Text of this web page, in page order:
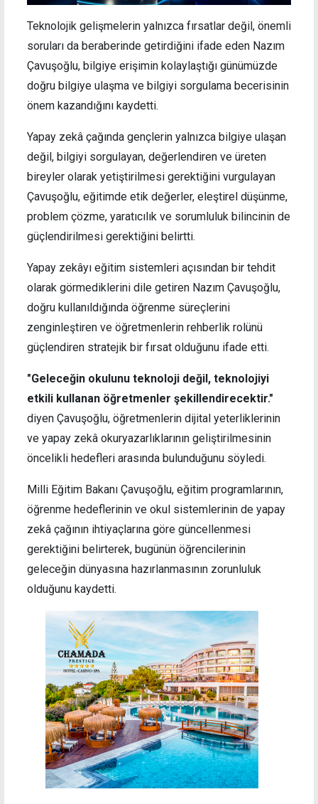
Teknolojik gelişmelerin yalnızca fırsatlar değil, önemli
soruları da beraberinde getirdiğini ifade eden Nazım
Çavuşoğlu, bilgiye erişimin kolaylaştığı günümüzde
doğru bilgiye ulaşma ve bilgiyi sorgulama becerisinin
önem kazandığını kaydetti.
Yapay zekâ çağında gençlerin yalnızca bilgiye ulaşan
değil, bilgiyi sorgulayan, değerlendiren ve üreten
bireyler olarak yetiştirilmesi gerektiğini vurgulayan
Çavuşoğlu, eğitimde etik değerler, eleştirel düşünme,
problem çözme, yaratıcılık ve sorumluluk bilincinin de
güçlendirilmesi gerektiğini belirtti.
Yapay zekâyı eğitim sistemleri açısından bir tehdit
olarak görmediklerini dile getiren Nazım Çavuşoğlu,
doğru kullanıldığında öğrenme süreçlerini
zenginleştiren ve öğretmenlerin rehberlik rolünü
güçlendiren stratejik bir fırsat olduğunu ifade etti.
"Geleceğin okulunu teknoloji değil, teknolojiyi
etkili kullanan öğretmenler şekillendirecektir."
diyen Çavuşoğlu, öğretmenlerin dijital yeterliklerinin
ve yapay zekâ okuryazarlıklarının geliştirilmesinin
öncelikli hedefleri arasında bulunduğunu söyledi.
Milli Eğitim Bakanı Çavuşoğlu, eğitim programlarının,
öğrenme hedeflerinin ve okul sistemlerinin de yapay
zekâ çağının ihtiyaçlarına göre güncellenmesi
gerektiğini belirterek, bugünün öğrencilerinin
geleceğin dünyasına hazırlanmasının zorunluluk
olduğunu kaydetti.